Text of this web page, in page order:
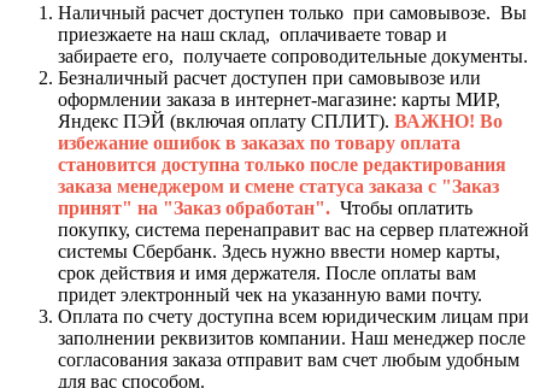
Наличный расчет доступен только при самовывозе. Вы
приезжаете на наш склад, оплачиваете товар и
забираете его, получаете сопроводительные документы.
Безналичный расчет доступен при самовывозе или
оформлении заказа в интернет-магазине: карты МИР,
Яндекс ПЭЙ (включая оплату СПЛИТ). ВАЖНО! Во
избежание ошибок в заказах по товару оплата
становится доступна только после редактирования
заказа менеджером и смене статуса заказа с "Заказ
принят" на "Заказ обработан". Чтобы оплатить
покупку, система перенаправит вас на сервер платежной
системы Сбербанк. Здесь нужно ввести номер карты,
срок действия и имя держателя. После оплаты вам
придет электронный чек на указанную вами почту.
Оплата по счету доступна всем юридическим лицам при
заполнении реквизитов компании. Наш менеджер после
согласования заказа отправит вам счет любым удобным
для вас способом.